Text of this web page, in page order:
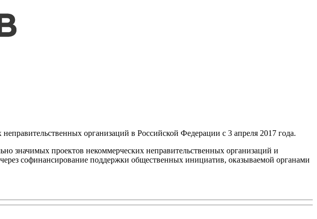
организаций в Российской Федерации с 3 апреля 2017 года.
значимых проектов некоммерческих неправительственных организаций и
софинансирование поддержки общественных инициатив, оказываемой органами